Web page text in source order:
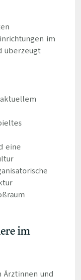
im
überzeugt
eine
im
und